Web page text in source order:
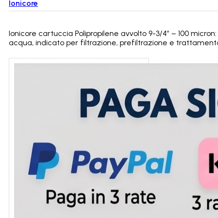
Ionicore
Ionicore cartuccia Polipropilene avvolto 9-3/4″ – 100
acqua, indicato per filtrazione, prefiltrazione e